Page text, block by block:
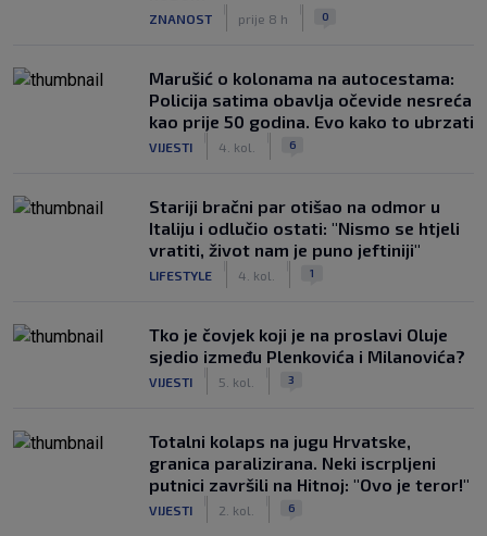
ZNANOST prije 8 h 0
Marušić o kolonama na autocestama:
Policija satima obavlja očevide nesreća
kao prije 50 godina. Evo kako to ubrzati
VIJESTI 4. kol. 6
Stariji bračni par otišao na odmor u
Italiju i odlučio ostati: "Nismo se htjeli
vratiti, život nam je puno jeftiniji"
LIFESTYLE 4. kol. 1
Tko je čovjek koji je na proslavi Oluje
sjedio između Plenkovića i Milanovića?
VIJESTI 5. kol. 3
Totalni kolaps na jugu Hrvatske,
granica paralizirana. Neki iscrpljeni
putnici završili na Hitnoj: "Ovo je teror!"
VIJESTI 2. kol. 6